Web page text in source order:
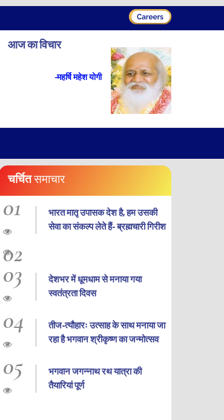
आज का विचार
-महर्षि महेश योगी
चर्चितसमाचार
01
भारत मातृ उपासक देश है, हम उसकी
सेवा का संकल्प लेते हैं- ब्रह्मचारी गिरीश
02
03
देशभर में धूमधाम से मनाया गया
स्वतंत्रता दिवस
04
तीज-त्यौहारः उत्साह के साथ मनाया जा
रहा है भगवान श्रीकृष्ण का जन्‍मोत्‍सव
05
भगवान जगन्नाथ रथ यात्रा की
तैयारियां पूर्ण